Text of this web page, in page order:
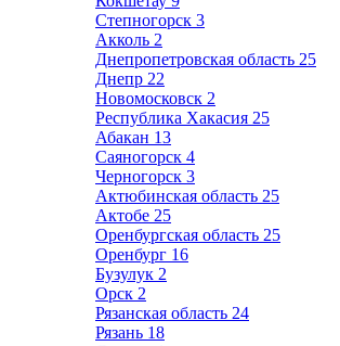
Степногорск 3
Акколь 2
Днепропетровская область 25
Днепр 22
Новомосковск 2
Республика Хакасия 25
Абакан 13
Саяногорск 4
Черногорск 3
Актюбинская область 25
Актобе 25
Оренбургская область 25
Оренбург 16
Бузулук 2
Орск 2
Рязанская область 24
Рязань 18